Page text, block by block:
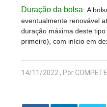
Duração da bolsa:A
eventualmente renovável
duração máxima deste
primeiro), com início em
14/11/2022 , Por